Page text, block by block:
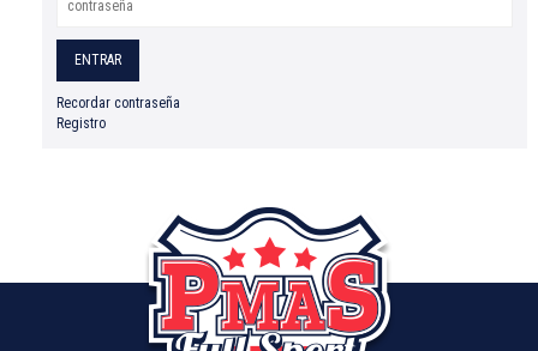
Recordar contraseña
Registro